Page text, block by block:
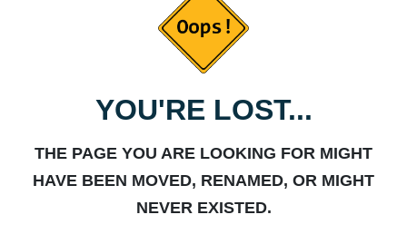
YOU'RE LOST...
THE PAGE YOU ARE LOOKING FOR MIGHT
HAVE BEEN MOVED, RENAMED, OR MIGHT
NEVER EXISTED.